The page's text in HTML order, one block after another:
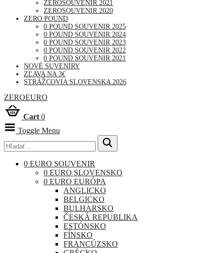
ZEROSOUVENIR 2021
ZEROSOUVENIR 2020
ZERO POUND
0 POUND SOUVENIR 2025
0 POUND SOUVENIR 2024
0 POUND SOUVENIR 2023
0 POUND SOUVENIR 2022
0 POUND SOUVENIR 2021
NOVÉ SUVENÍRY
ZĽAVA NA 3€
STRÁŽCOVIA SLOVENSKA 2026
ZEROEURO
Cart 0
Toggle Menu
0 EURO SOUVENIR
0 EURO SLOVENSKO
0 EURO EURÓPA
ANGLICKO
BELGICKO
BULHARSKO
ČESKÁ REPUBLIKA
ESTÓNSKO
FÍNSKO
FRANCÚZSKO